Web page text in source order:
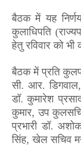
बैठक में यह
कुलाधिपति
हेतु रविवार को भी
बैठक में प्रति
सी. आर. डिगवाल
डॉ. कुमारेश
कुमार,उप
प्रभारी डॉ.
सिंह,खेल सचिव